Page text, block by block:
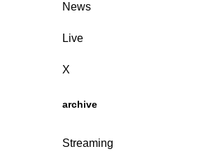
News
Live
X
archive
Streaming